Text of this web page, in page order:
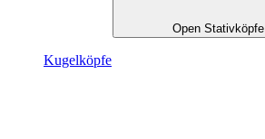
Open Stativköpfe
Kugel­köpfe